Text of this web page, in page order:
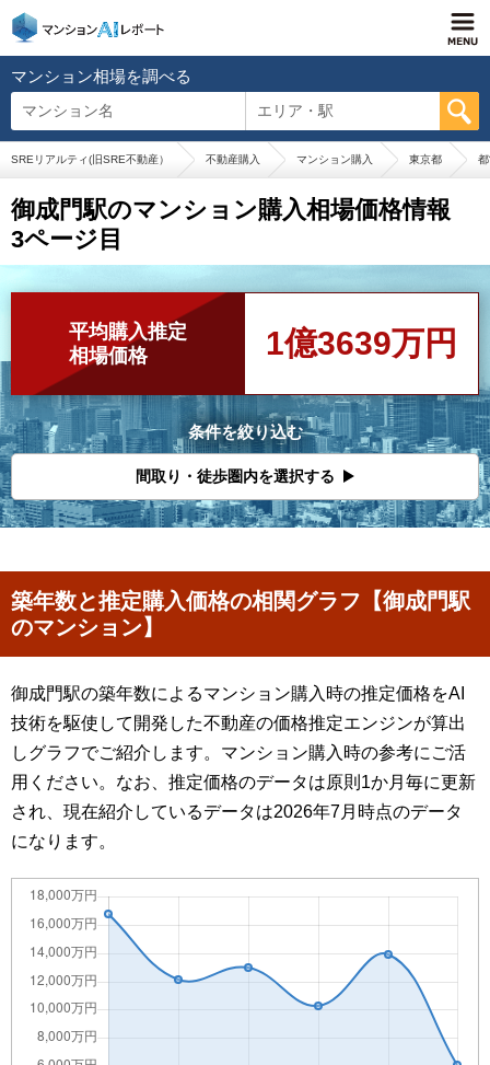
マンション相場を調べる
マンション名 エリア・駅
SREリアルティ(旧SRE不動産） 不動産購入 マンション購入 東京都
御成門駅のマンション購入相場価格情報
3ページ目
平均購入推定
相場価格
1億3639万円
条件を絞り込む
間取り・徒歩圏内を選択する
築年数と推定購入価格の相関グラフ【御成門駅
のマンション】
御成門駅の築年数によるマンション購入時の推定価格をAI
技術を駆使して開発した不動産の価格推定エンジンが算出
しグラフでご紹介します。マンション購入時の参考にご活
用ください。なお、推定価格のデータは原則1か月毎に更新
され、現在紹介しているデータは2026年7月時点のデータ
になります。